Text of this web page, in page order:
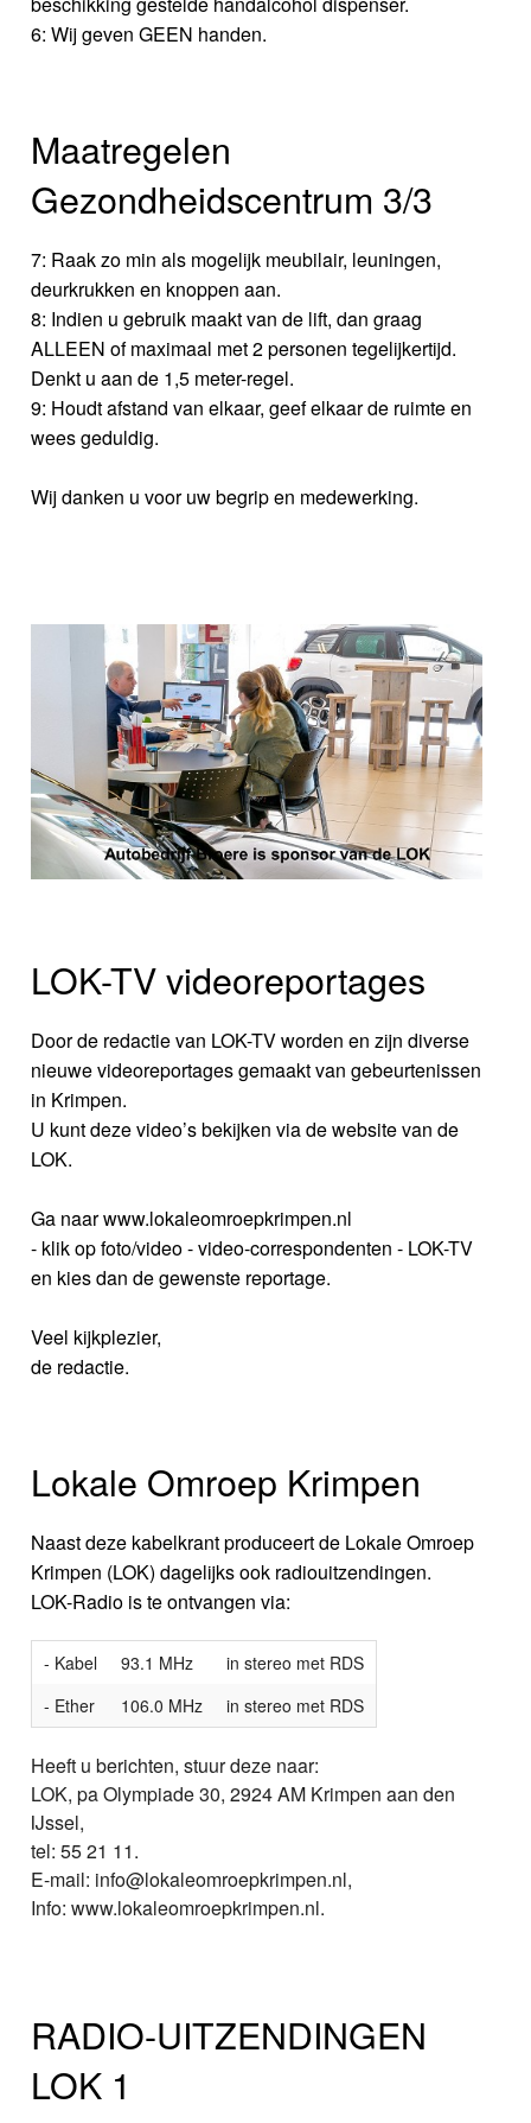
6: Wij geven GEEN handen.
Maatregelen
Gezondheidscentrum 3/3
7: Raak zo min als mogelijk meubilair, leuningen,
deurkrukken en knoppen aan.
8: Indien u gebruik maakt van de lift, dan graag
ALLEEN of maximaal met 2 personen tegelijkertijd.
Denkt u aan de 1,5 meter-regel.
9: Houdt afstand van elkaar, geef elkaar de ruimte en
wees geduldig.
Wij danken u voor uw begrip en medewerking.
LOK-TV videoreportages
Door de redactie van LOK-TV worden en zijn diverse
nieuwe videoreportages gemaakt van gebeurtenissen
in Krimpen.
U kunt deze video’s bekijken via de website van de
LOK.
Ga naar www.lokaleomroepkrimpen.nl
- klik op foto/video - video-correspondenten - LOK-TV
en kies dan de gewenste reportage.
Veel kijkplezier,
de redactie.
Lokale Omroep Krimpen
Naast deze kabelkrant produceert de Lokale Omroep
Krimpen (LOK) dagelijks ook radiouitzendingen.
LOK-Radio is te ontvangen via:
- Kabel 93.1 MHz
in stereo met RDS
- Ether
106.0 MHz in stereo met RDS
Heeft u berichten, stuur deze naar:
LOK, pa Olympiade 30, 2924 AM Krimpen aan den
IJssel,
tel: 55 21 11.
E-mail: info@lokaleomroepkrimpen.nl,
Info: www.lokaleomroepkrimpen.nl.
RADIO-UITZENDINGEN
LOK 1